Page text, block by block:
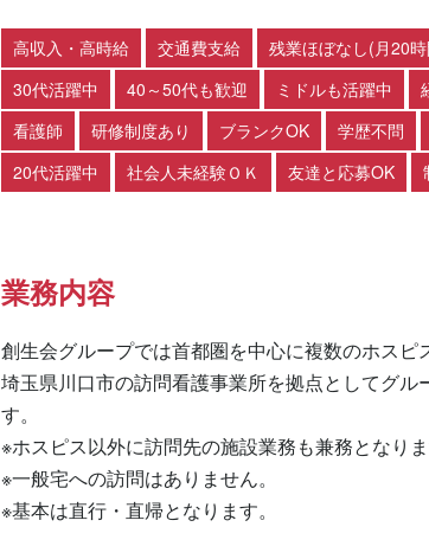
高収入・高時給 交通費支給 残業ほぼなし(月20
30代活躍中
40～50代も歓迎 ミドルも活躍中
看護師
研修制度あり ブランクOK 学歴不問
20代活躍中
社会人未経験ＯＫ 友達と応募OK
業務内容
創生会グループでは首都圏を中心に複数のホスピ
埼玉県川口市の訪問看護事業所を拠点としてグ
す。
※ホスピス以外に訪問先の施設業務も兼務となりま
※一般宅への訪問はありません。
※基本は直行・直帰となります。